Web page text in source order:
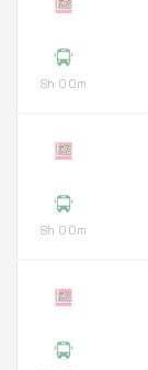
8h 00m
8h 00m